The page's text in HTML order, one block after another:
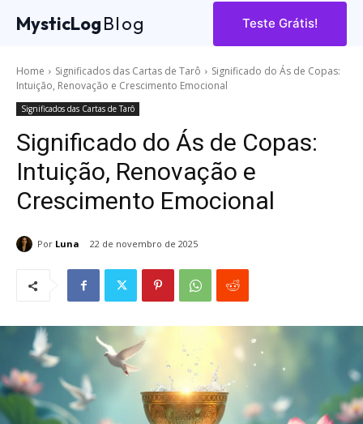
MysticLogBlog Teste Grátis!
Home Significados das Cartas de Tarô
Significado do Ás de Copas:
Intuição, Renovação e Crescimento Emocional
Significados das Cartas de Tarô
Significado do Ás de Copas:
Intuição, Renovação e
Crescimento Emocional
Por Luna 22 de novembro de 2025